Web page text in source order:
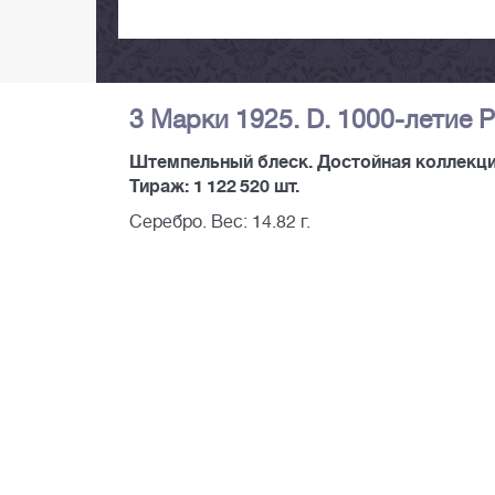
3 Марки 1925. D. 1000-летие
Штемпельный блеск. Достойная
Тираж: 1 122 520 шт.
Серебро. Вес: 14.82 г.